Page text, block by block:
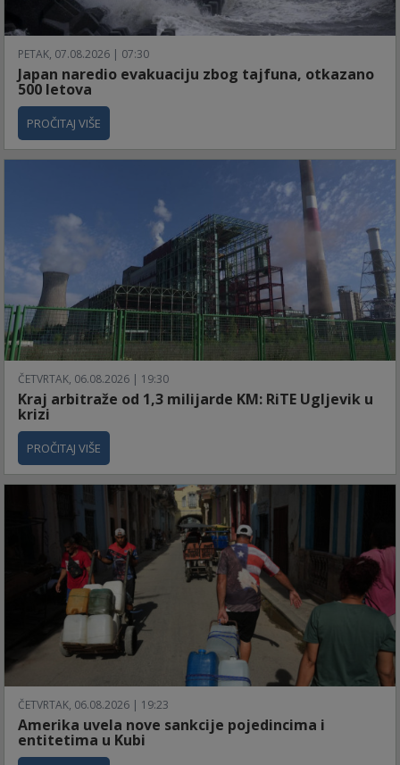
PETAK, 07.08.2026 | 07:30
Japan naredio evakuaciju zbog tajfuna, otkazano
500 letova
PROČITAJ VIŠE
ČETVRTAK, 06.08.2026 | 19:30
Kraj arbitraže od 1,3 milijarde KM: RiTE Ugljevik u
krizi
PROČITAJ VIŠE
ČETVRTAK, 06.08.2026 | 19:23
Amerika uvela nove sankcije pojedincima i
entitetima u Kubi